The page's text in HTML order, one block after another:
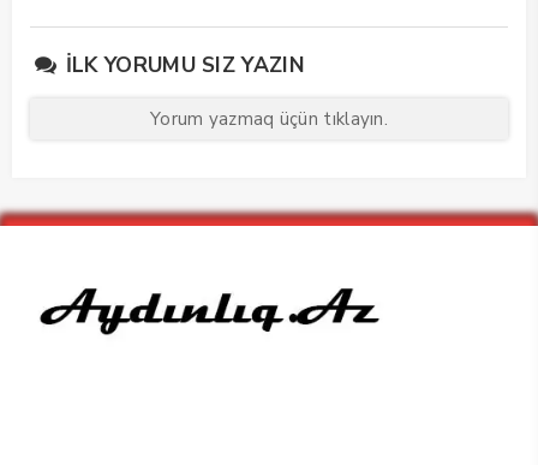
İLK YORUMU SIZ YAZIN
Yorum yazmaq üçün tıklayın.